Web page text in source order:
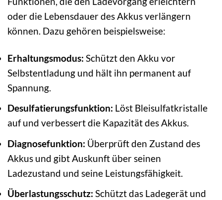
oder die Lebensdauer des Akkus verlängern
können. Dazu gehören beispielsweise:
Erhaltungsmodus: Schützt den Akku vor
Selbstentladung und hält ihn permanent auf
Spannung.
Desulfatierungsfunktion: Löst Bleisulfatkristalle
auf und verbessert die Kapazität des Akkus.
Diagnosefunktion: Überprüft den Zustand des
Akkus und gibt Auskunft über seinen
Ladezustand und seine Leistungsfähigkeit.
Überlastungsschutz: Schützt das Ladegerät und